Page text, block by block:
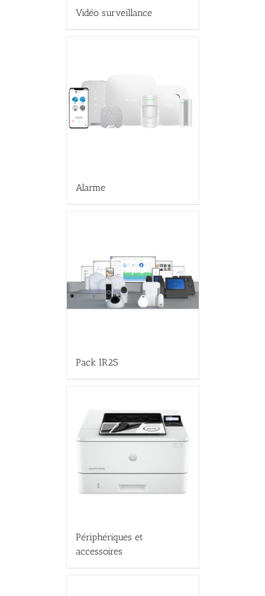
Vidéo surveillance
Alarme
Pack IR2S
Périphériques et
accessoires